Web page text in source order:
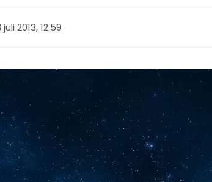
juli 2013, 12:59